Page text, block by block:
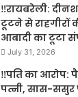
‼️रायबरेली:
टूटने से राहगीरों
आबादी का टूटा
July 31, 2026
‼️पति का आरोप:
पत्नी, सास-ससुर